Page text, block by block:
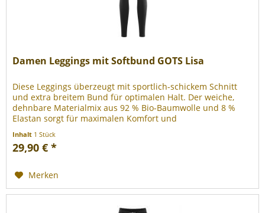
Damen Leggings mit Softbund GOTS Lisa
Diese Leggings überzeugt mit sportlich-schickem Schnitt
und extra breitem Bund für optimalen Halt. Der weiche,
dehnbare Materialmix aus 92 % Bio-Baumwolle und 8 %
Elastan sorgt für maximalen Komfort und
Inhalt 1 Stück
29,90 € *
Merken